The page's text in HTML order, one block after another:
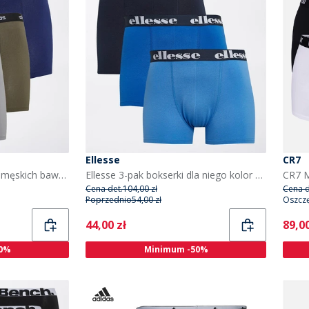
adidas Trójpak bokserek męskich bawełnianych ze stretchem dla niego kolor Navy/Szary/Olive
Ellesse
Ellesse 3-pak bokserki dla niego kolor granatowy/niebieski
Cena det.104,00 zł
Poprzednio54,00 zł
Current
44,00 zł
Minimum -50%
CR7
CR7
Cena